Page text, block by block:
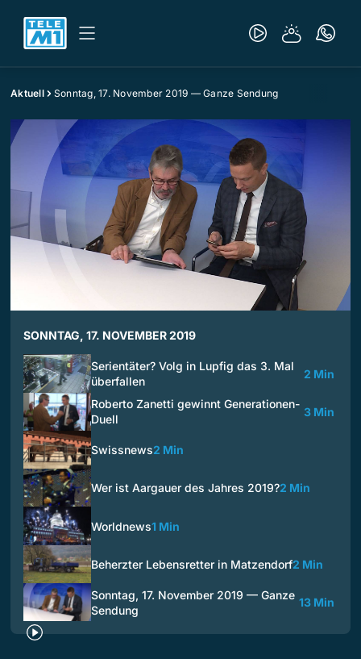
Aktuell Sonntag, 17. November 2019 — Ganze Sendung
SONNTAG, 17. NOVEMBER 2019
Serientäter? Volg in Lupfig das 3. Mal
überfallen
2 Min
Roberto Zanetti gewinnt Generationen-
Duell
3 Min
Swissnews2 Min
Wer ist Aargauer des Jahres 2019?2 Min
Worldnews1 Min
Beherzter Lebensretter in Matzendorf2 Min
Sonntag, 17. November 2019 — Ganze
Sendung
13 Min